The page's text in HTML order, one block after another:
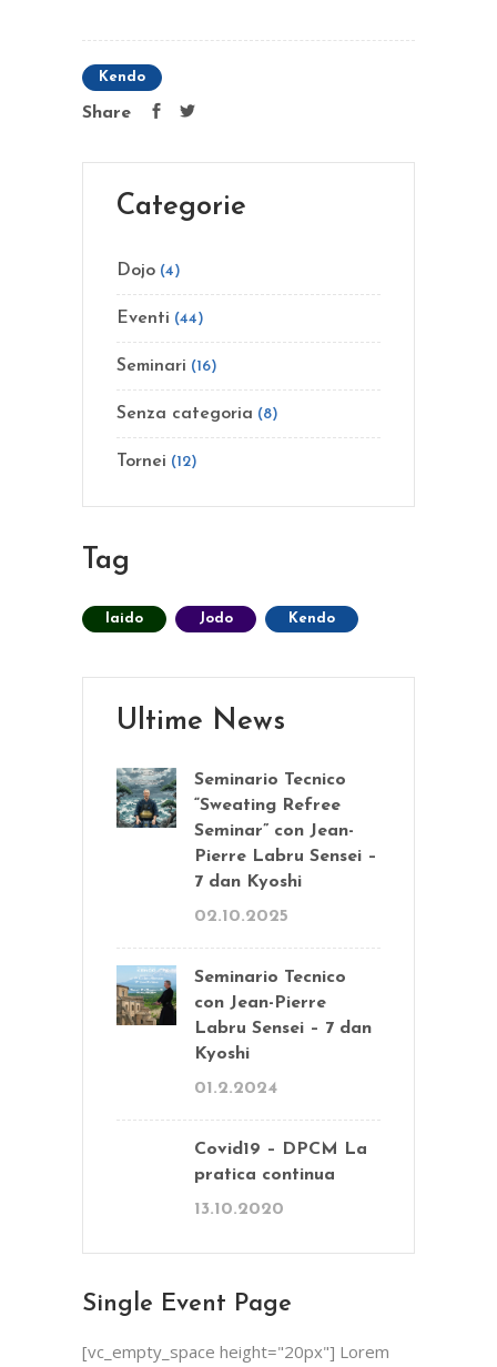
Kendo
Share
Categorie
Dojo (4)
Eventi (44)
Seminari (16)
Senza categoria (8)
Tornei (12)
Tag
Iaido Jodo Kendo
Ultime News
Seminario Tecnico
“Sweating Refree
Seminar” con Jean-
Pierre Labru Sensei –
7 dan Kyoshi
02.10.2025
Seminario Tecnico
con Jean-Pierre
Labru Sensei – 7 dan
Kyoshi
01.2.2024
Covid19 – DPCM La
pratica continua
13.10.2020
Single Event Page
[vc_empty_space height="20px"] Lorem